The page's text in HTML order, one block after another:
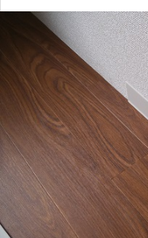
COMPANY
会社概要
CONTACT
お問い合わせ
NEWS
最新情報